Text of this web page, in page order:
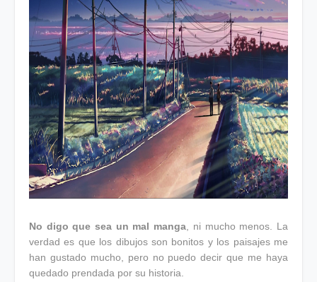
No digo que sea un mal manga , ni mucho menos. La
verdad es que los dibujos son bonitos y los paisajes me
han gustado mucho, pero no puedo decir que me haya
quedado prendada por su historia.